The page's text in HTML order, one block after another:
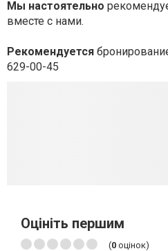
Мы настоятельно
вместе с нами.
Рекомендуется
629-00-45
Оцініть першим
(0 оцінок)